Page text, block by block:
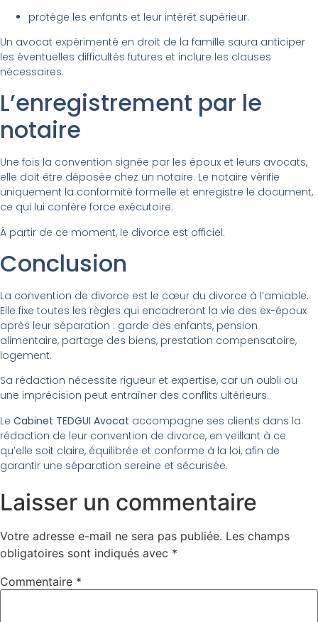
protège les enfants et leur intérêt supérieur.
Un avocat expérimenté en droit de la famille saura anticiper
les éventuelles difficultés futures et inclure les clauses
nécessaires.
L’enregistrement par le
notaire
Une fois la convention signée par les époux et leurs avocats,
elle doit être déposée chez un notaire. Le notaire vérifie
uniquement la conformité formelle et enregistre le document,
ce qui lui confère force exécutoire.
À partir de ce moment, le divorce est officiel.
Conclusion
La convention de divorce est le cœur du divorce à l’amiable.
Elle fixe toutes les règles qui encadreront la vie des ex-époux
après leur séparation : garde des enfants, pension
alimentaire, partage des biens, prestation compensatoire,
logement.
Sa rédaction nécessite rigueur et expertise, car un oubli ou
une imprécision peut entraîner des conflits ultérieurs.
Le Cabinet TEDGUI Avocat accompagne ses clients dans la
rédaction de leur convention de divorce, en veillant à ce
qu’elle soit claire, équilibrée et conforme à la loi, afin de
garantir une séparation sereine et sécurisée.
Laisser un commentaire
Votre adresse e-mail ne sera pas publiée. Les champs
obligatoires sont indiqués avec *
Commentaire *